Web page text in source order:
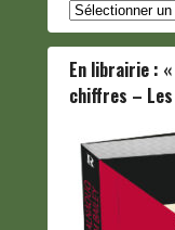
Archives
En librairie : «
chiffres – Les